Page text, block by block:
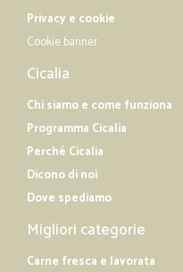
Privacy e cookie
Cookie banner
Cicalia
Chi siamo e come funziona
Programma Cicalia
Perché Cicalia
Dicono di noi
Dove spediamo
Migliori categorie
Carne fresca e lavorata